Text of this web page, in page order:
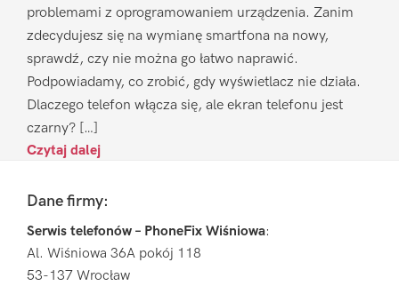
problemami z oprogramowaniem urządzenia. Zanim
zdecydujesz się na wymianę smartfona na nowy,
sprawdź, czy nie można go łatwo naprawić.
Podpowiadamy, co zrobić, gdy wyświetlacz nie działa.
Dlaczego telefon włącza się, ale ekran telefonu jest
czarny? […]
Czytaj dalej
FooterDane firmy:
Serwis telefonów – PhoneFix Wiśniowa:
Al. Wiśniowa 36A pokój 118
53-137 Wrocław